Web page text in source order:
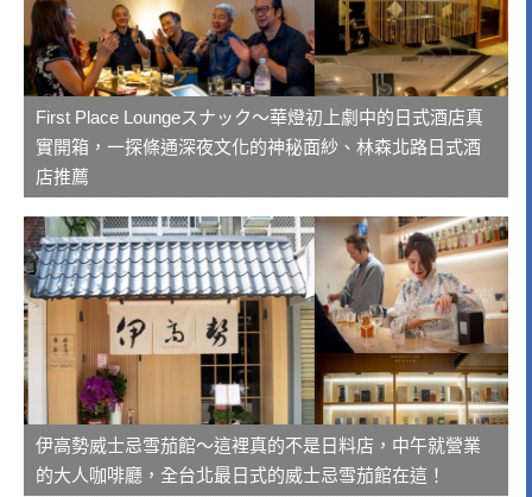
First Place Loungeスナック～華燈初上劇中的日式酒店真
實開箱，一探條通深夜文化的神秘面紗、林森北路日式酒
店推薦
伊高勢威士忌雪茄館～這裡真的不是日料店，中午就營業
的大人咖啡廳，全台北最日式的威士忌雪茄館在這！